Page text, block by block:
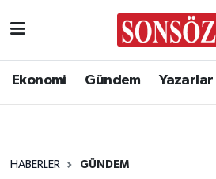
Ekonomi Gündem Yazarlar
HABERLER GÜNDEM